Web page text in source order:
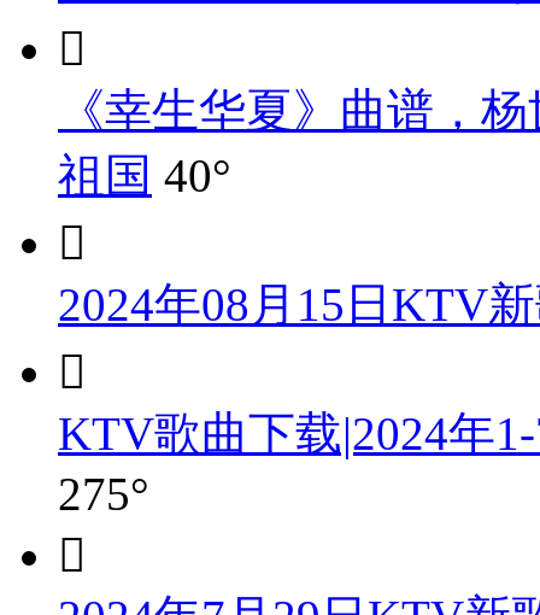

《幸生华夏》曲谱，
祖国 40°

2024年08月15日KTV

KTV歌曲下载|2024年
275°
